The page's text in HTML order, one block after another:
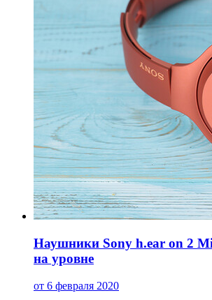
Наушники Sony h.ear on 2
на уровне
от 6 февраля 2020